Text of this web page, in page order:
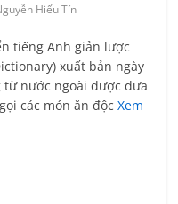
Hiếu Tín
tiếng Anh giản lược
xuất bản ngày
từ nước ngoài được đưa
các món ăn độcXem